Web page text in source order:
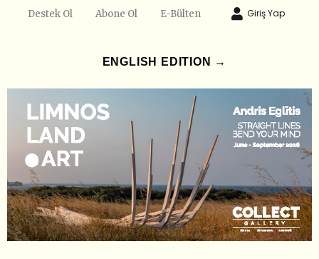
Destek Ol Abone Ol E-Bülten Giriş Yap
ENGLISH EDITION →